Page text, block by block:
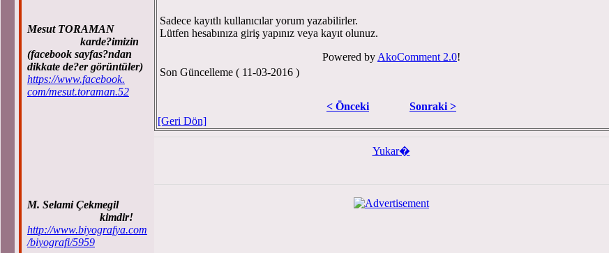
Mesut TORAMAN
karde?imizin
(facebook sayfas?ndan
dikkate de?er görüntüler)
https://www.facebook.
com/mesut.toraman.52
M. Selami Çekmegil
kimdir!
http://www.biyografya.com
/biyografi/5959
Sadece kayıtlı kullanıcılar yorum yazabilirler.
Lütfen hesabınıza giriş yapınız veya kayıt olunuz.
Powered by AkoComment 2.0!
Son Güncelleme ( 11-03-2016 )
< Önceki
Sonraki >
[Geri Dön]
Yukar�